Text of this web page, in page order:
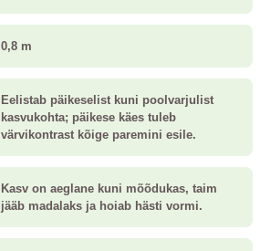
0,8 m
Eelistab päikeselist kuni poolvarjulist
kasvukohta; päikese käes tuleb
värvikontrast kõige paremini esile.
Kasv on aeglane kuni mõõdukas, taim
jääb madalaks ja hoiab hästi vormi.